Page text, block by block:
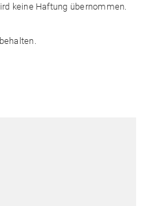
keine Haftung übernommen.